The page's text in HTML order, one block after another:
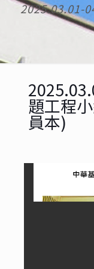
2025.03.01-
題工程
員本)